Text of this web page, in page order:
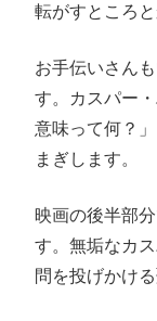
転がすところと
お手伝いさん
す。カスパー
意味って何？
まぎします。
映画の後半部
す。無垢なカ
問を投げかけ